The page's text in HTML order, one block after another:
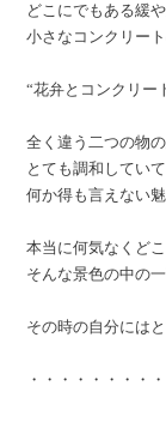
どこにでもある緩
小さなコンクリー
“花弁とコンクリー
全く違う二つの物
とても調和してい
何か得も言えない
本当に何気なくど
そんな景色の中の
その時の自分には
・・・・・・・・